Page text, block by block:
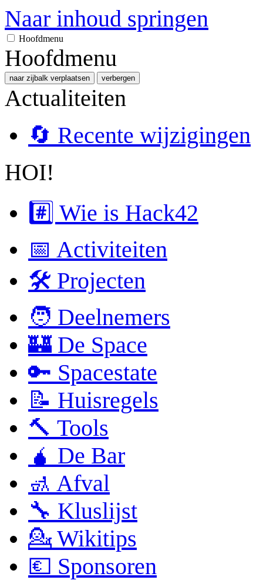
Naar inhoud springen
Hoofdmenu
Hoofdmenu
naar zijbalk verplaatsen verbergen
Actualiteiten
🔄 Recente wijzigingen
HOI!
#️⃣ Wie is Hack42
📅 Activiteiten
🛠 Projecten
🧑 Deelnemers
🏰 De Space
🔑 Spacestate
📝 Huisregels
🔨 Tools
🧉 De Bar
🚮 Afval
🔧 Kluslijst
💁 Wikitips
💶 Sponsoren